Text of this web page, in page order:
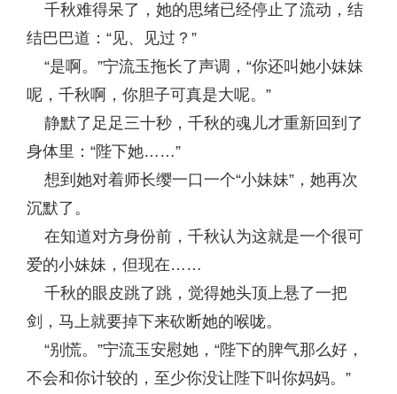
千秋难得呆了，她的思绪已经停止了流动，结
结巴巴道：“见、见过？”
“是啊。”宁流玉拖长了声调，“你还叫她小妹妹
呢，千秋啊，你胆子可真是大呢。”
静默了足足三十秒，千秋的魂儿才重新回到了
身体里：“陛下她……”
想到她对着师长缨一口一个“小妹妹”，她再次
沉默了。
在知道对方身份前，千秋认为这就是一个很可
爱的小妹妹，但现在……
千秋的眼皮跳了跳，觉得她头顶上悬了一把
剑，马上就要掉下来砍断她的喉咙。
“别慌。”宁流玉安慰她，“陛下的脾气那么好，
不会和你计较的，至少你没让陛下叫你妈妈。”